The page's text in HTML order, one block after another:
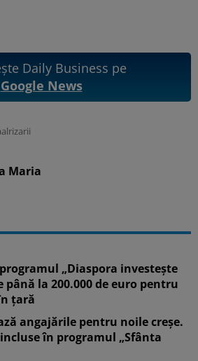
Daily Business pe
Google News
Maria
„Diaspora investește
până la 200.000 de euro pentru
țară
angajările pentru noile creșe.
în programul „Sfânta